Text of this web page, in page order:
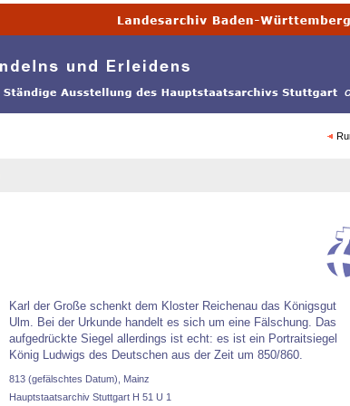
Karl der Große schenkt dem Kloster Reichenau das Königsgut
Ulm. Bei der Urkunde handelt es sich um eine Fälschung. Das
aufgedrückte Siegel allerdings ist echt: es ist ein Portraitsiegel
König Ludwigs des Deutschen aus der Zeit um 850/860.
813 (gefälschtes Datum), Mainz
Hauptstaatsarchiv Stuttgart H 51 U 1